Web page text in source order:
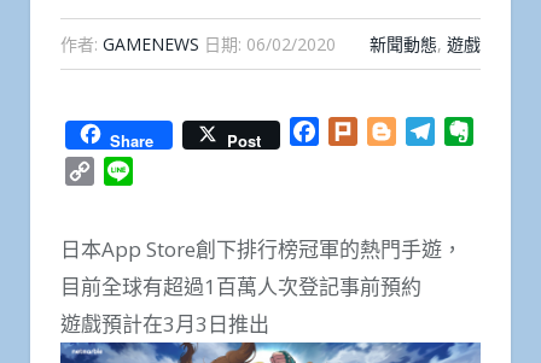
作者: GAMENEWS 日期: 06/02/2020 新聞動態, 遊戲
Share Post Facebook
Plurk BloggerTelegram
Copy
日本App Store創下排行榜冠軍的熱門手遊，
目前全球有超過1百萬人次登記事前預約
遊戲預計在3月3日推出